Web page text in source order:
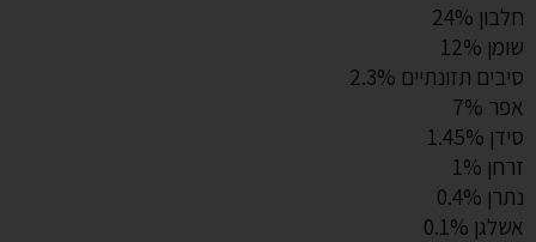
חלבון 24%
שומן 12%
סיבים תזונתיים 2.3%
אפר 7%
סידן 1.45%
זרחן 1%
נתרן 0.4%
אשלגן 0.1%